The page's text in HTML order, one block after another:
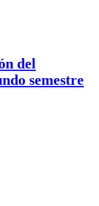
del
semestre